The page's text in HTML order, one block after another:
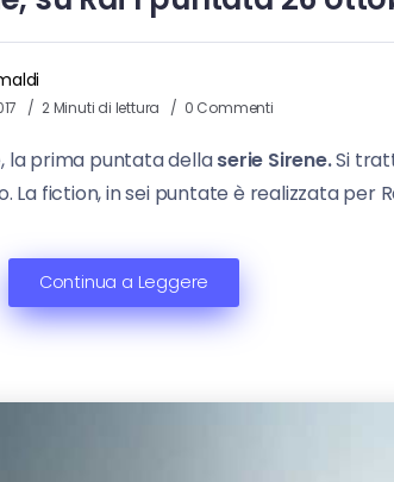
2 Minuti di lettura 0 Commenti
la prima puntata dellaserie Sirene.Si
fiction, in sei puntate è realizzata per
Continua a Leggere